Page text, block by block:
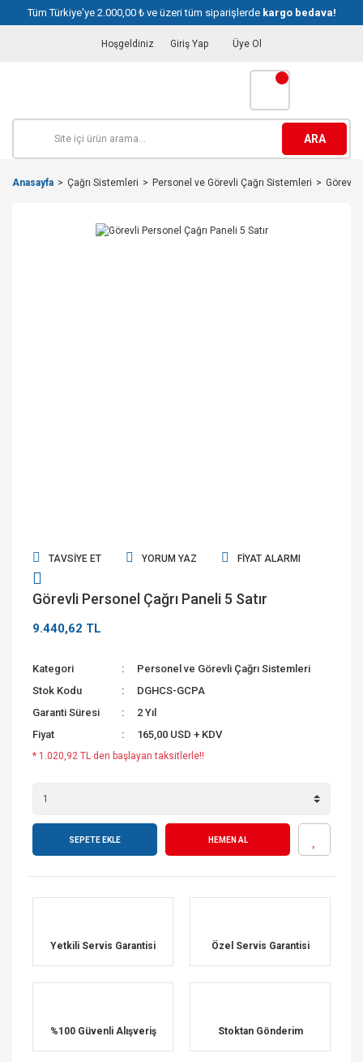
Tüm Türkiye'ye 2.000,00 ₺ ve üzeri tüm siparişlerde kargo bedava!
Hoşgeldiniz Giriş Yap Üye Ol
ARA
Anasayfa Çağrı Sistemleri Personel ve Görevli Çağrı Sistemleri Görevli
TAVSIYE ET YORUM YAZ FIYAT ALARMI
Görevli Personel Çağrı Paneli 5 Satır
9.440,62 TL
Kategori
Personel ve Görevli Çağrı Sistemleri
Stok Kodu
DGHCS-GCPA
Garanti Süresi
2 Yıl
Fiyat
165,00 USD + KDV
* 1.020,92 TL den başlayan taksitlerle!!
SEPETE EKLE HEMEN AL
Yetkili Servis Garantisi Özel Servis Garantisi
%100 Güvenli Alışveriş Stoktan Gönderim